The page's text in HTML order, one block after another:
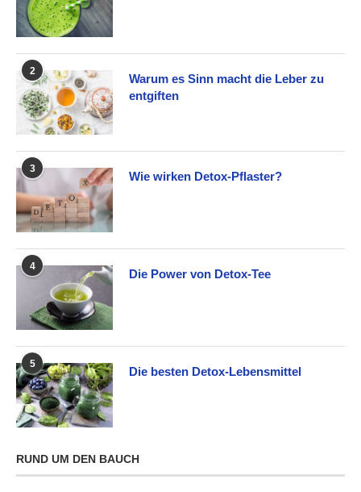
2
Warum es Sinn macht die Leber zu
entgiften
3
Wie wirken Detox-Pflaster?
4
Die Power von Detox-Tee
5
Die besten Detox-Lebensmittel
RUND UM DEN BAUCH